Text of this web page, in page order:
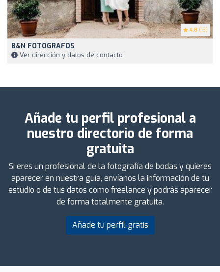
4.8 (13)
B&N FOTOGRAFOS
Ver dirección y datos de contacto
Añade tu perfil profesional a
nuestro directorio de forma
gratuita
Si eres un profesional de la fotografía de bodas y quieres
aparecer en nuestra guía, envíanos la información de tu
estudio o de tus datos como freelance y podrás aparecer
de forma totalmente gratuita.
Añade tu perfil gratis